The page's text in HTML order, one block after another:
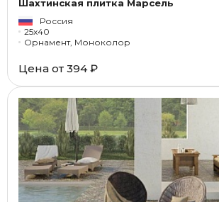
Шахтинская плитка Марсель
Россия
25x40
Орнамент, Моноколор
Цена от 394 ₽